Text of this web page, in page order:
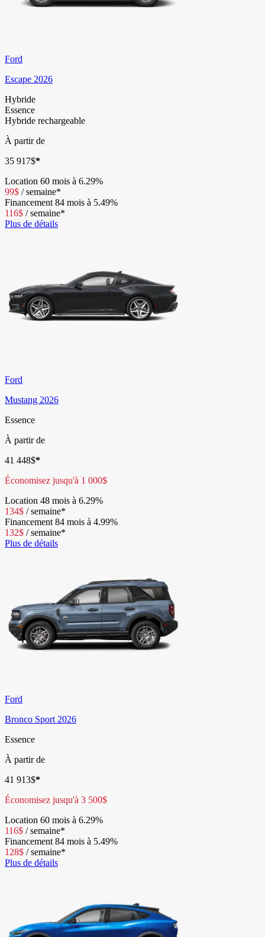
Ford
Escape 2026
Hybride
Essence
Hybride rechargeable
À partir de
35 917$*
Location 60 mois à 6.29%
99$ /semaine*
Financement 84 mois à 5.49%
116$ /semaine*
Plus de détails
Ford
Mustang 2026
Essence
À partir de
41 448$*
Économisez jusqu'à 1 000$
Location 48 mois à 6.29%
134$ /semaine*
Financement 84 mois à 4.99%
132$ /semaine*
Plus de détails
Ford
Bronco Sport 2026
Essence
À partir de
41 913$*
Économisez jusqu'à 3 500$
Location 60 mois à 6.29%
116$ /semaine*
Financement 84 mois à 5.49%
128$ /semaine*
Plus de détails